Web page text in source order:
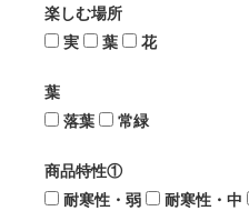
楽しむ場所
実
葉 花
葉
落葉
常緑
商品特性①
耐寒性・弱
耐寒性・中